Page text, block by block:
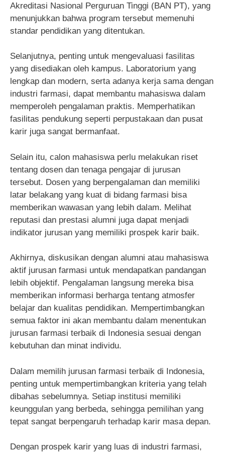
Akreditasi Nasional Perguruan Tinggi (BAN PT), yang
menunjukkan bahwa program tersebut memenuhi
standar pendidikan yang ditentukan.
Selanjutnya, penting untuk mengevaluasi fasilitas
yang disediakan oleh kampus. Laboratorium yang
lengkap dan modern, serta adanya kerja sama dengan
industri farmasi, dapat membantu mahasiswa dalam
memperoleh pengalaman praktis. Memperhatikan
fasilitas pendukung seperti perpustakaan dan pusat
karir juga sangat bermanfaat.
Selain itu, calon mahasiswa perlu melakukan riset
tentang dosen dan tenaga pengajar di jurusan
tersebut. Dosen yang berpengalaman dan memiliki
latar belakang yang kuat di bidang farmasi bisa
memberikan wawasan yang lebih dalam. Melihat
reputasi dan prestasi alumni juga dapat menjadi
indikator jurusan yang memiliki prospek karir baik.
Akhirnya, diskusikan dengan alumni atau mahasiswa
aktif jurusan farmasi untuk mendapatkan pandangan
lebih objektif. Pengalaman langsung mereka bisa
memberikan informasi berharga tentang atmosfer
belajar dan kualitas pendidikan. Mempertimbangkan
semua faktor ini akan membantu dalam menentukan
jurusan farmasi terbaik di Indonesia sesuai dengan
kebutuhan dan minat individu.
Dalam memilih jurusan farmasi terbaik di Indonesia,
penting untuk mempertimbangkan kriteria yang telah
dibahas sebelumnya. Setiap institusi memiliki
keunggulan yang berbeda, sehingga pemilihan yang
tepat sangat berpengaruh terhadap karir masa depan.
Dengan prospek karir yang luas di industri farmasi,